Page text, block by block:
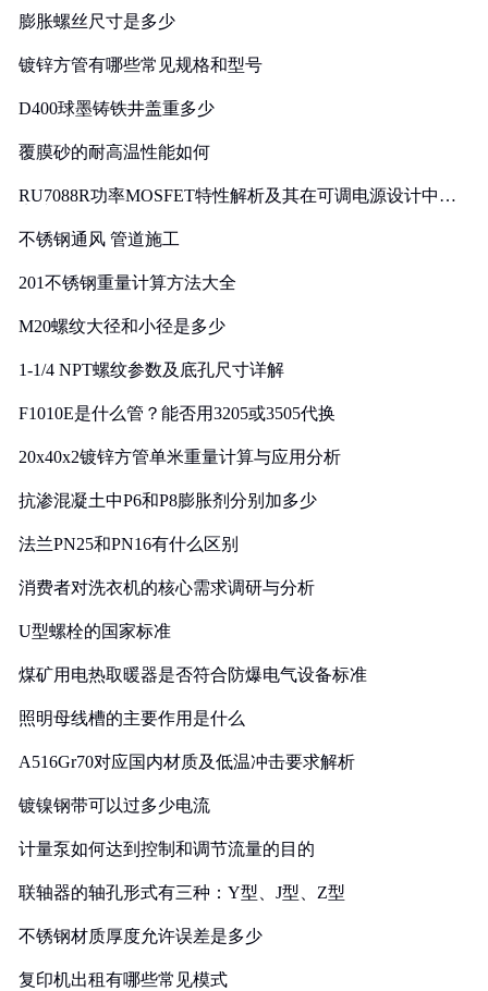
膨胀螺丝尺寸是多少
镀锌方管有哪些常见规格和型号
D400球墨铸铁井盖重多少
覆膜砂的耐高温性能如何
RU7088R功率MOSFET特性解析及其在可调电源设计中的
不锈钢通风 管道施工
201不锈钢重量计算方法大全
M20螺纹大径和小径是多少
1-1/4 NPT螺纹参数及底孔尺寸详解
F1010E是什么管？能否用3205或3505代换
20x40x2镀锌方管单米重量计算与应用分析
抗渗混凝土中P6和P8膨胀剂分别加多少
法兰PN25和PN16有什么区别
消费者对洗衣机的核心需求调研与分析
U型螺栓的国家标准
煤矿用电热取暖器是否符合防爆电气设备标准
照明母线槽的主要作用是什么
A516Gr70对应国内材质及低温冲击要求解析
镀镍钢带可以过多少电流
计量泵如何达到控制和调节流量的目的
联轴器的轴孔形式有三种：Y型、J型、Z型
不锈钢材质厚度允许误差是多少
复印机出租有哪些常见模式